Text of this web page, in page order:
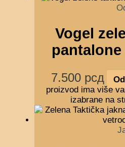
Vogel
7.500 рсд
proizvod ima više
izabrane na